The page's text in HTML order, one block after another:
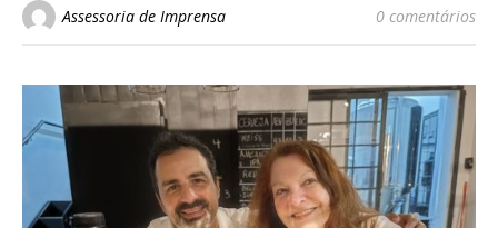
Assessoria de Imprensa 0 comentários